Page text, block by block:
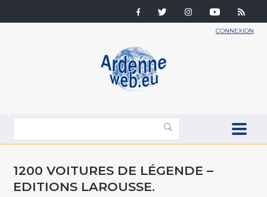
CONNEXION
1200 VOITURES DE LÉGENDE –
EDITIONS LAROUSSE.